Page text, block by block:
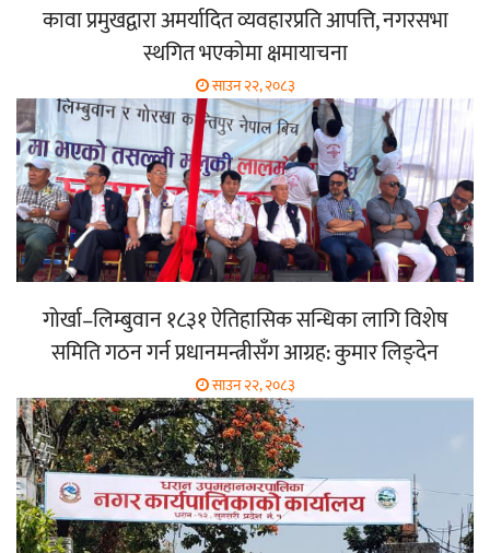
कावा प्रमुखद्वारा अमर्यादित व्यवहारप्रति आपत्ति, नगरसभा
स्थगित भएकोमा क्षमायाचना
साउन २२, २०८३
गोर्खा–लिम्बुवान १८३१ ऐतिहासिक सन्धिका लागि विशेष
समिति गठन गर्न प्रधानमन्त्रीसँग आग्रह: कुमार लिङ्देन
साउन २२, २०८३